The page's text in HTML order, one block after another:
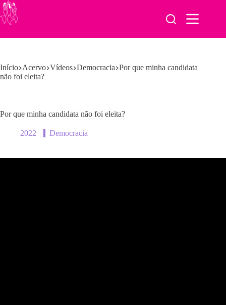
Pular
para
o
Início Acervo Vídeos Democracia Por que minha candidata
não foi eleita?
Por que minha candidata não foi eleita?
2022 Democracia